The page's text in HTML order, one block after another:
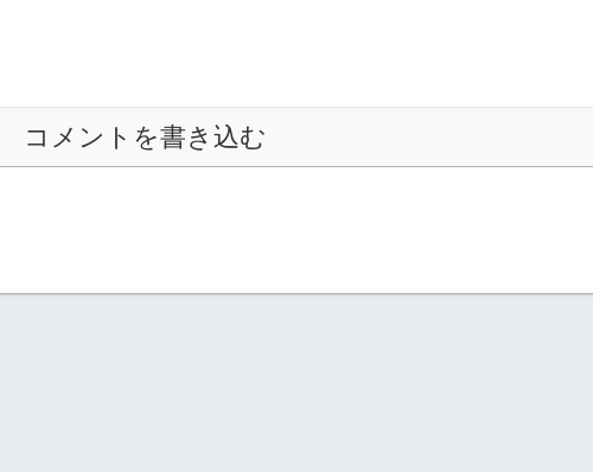
コメントを書き込む